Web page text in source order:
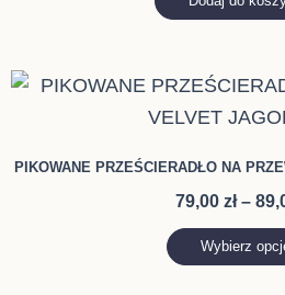
PIKOWANE PRZEŚCIERADŁO NA
79,00 zł –
Wybierz